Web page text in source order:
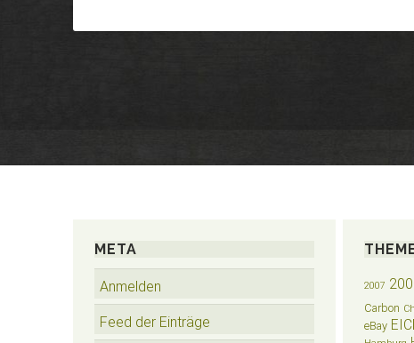
META
Anmelden
Feed der Einträge
2007
Carbon
eBay